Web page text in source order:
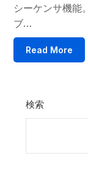
シーケンサ機能
ブ…
Read More
検索